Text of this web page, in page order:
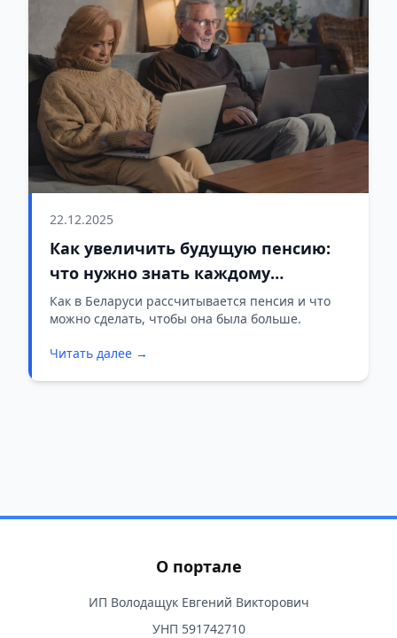
22.12.2025
Как увеличить будущую пенсию:
что нужно знать каждому
работающему
Как в Беларуси рассчитывается пенсия и что
можно сделать, чтобы она была больше.
Читать далее →
О портале
ИП Володащук Евгений Викторович
УНП 591742710